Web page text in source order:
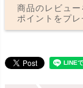
商品のレビュ
ポイントをプレ